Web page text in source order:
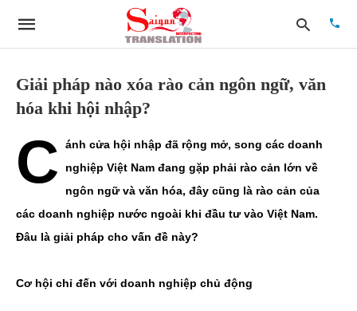
Giải pháp nào xóa rào cản ngôn ngữ, văn
hóa khi hội nhập?
C
ánh cửa hội nhập đã rộng mở, song các doanh
nghiệp Việt Nam đang gặp phải rào cản lớn về
ngôn ngữ và văn hóa, đây cũng là rào cản của
các doanh nghiệp nước ngoài khi đầu tư vào Việt Nam.
Đâu là giải pháp cho vấn đề này?
Cơ hội chỉ đến với doanh nghiệp chủ động